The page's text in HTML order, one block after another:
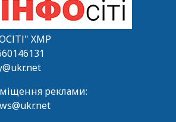
ХМР
реклами: